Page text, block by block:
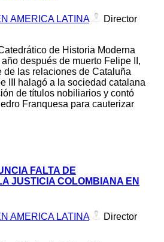
AMERICA LATINA
Director
de Historia Moderna
después de muerto Felipe II,
de las relaciones de Cataluña
III halagó a la sociedad catalana
de títulos nobiliarios y contó
Franquesa para cauterizar
FALTA DE
JUSTICIA COLOMBIANA EN
AMERICA LATINA
Director